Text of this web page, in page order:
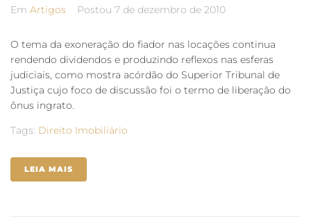
Em Artigos Postou 7 de dezembro de 2010
O tema da exoneração do fiador nas locações continua
rendendo dividendos e produzindo reflexos nas esferas
judiciais, como mostra acórdão do Superior Tribunal de
Justiça cujo foco de discussão foi o termo de liberação do
ônus ingrato.
Tags: Direito Imobiliário
LEIA MAIS